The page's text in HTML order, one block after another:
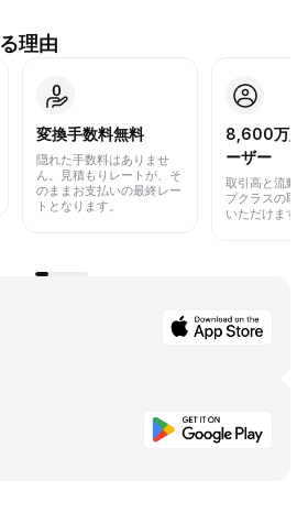
理由
変換手数料無料
隠れた手数料はありませ
ん。見積もりレートが、そ
のままお支払いの最終レー
トとなります。
8,600万人
ーザー
取引高と流動
プクラスの取
いただけます